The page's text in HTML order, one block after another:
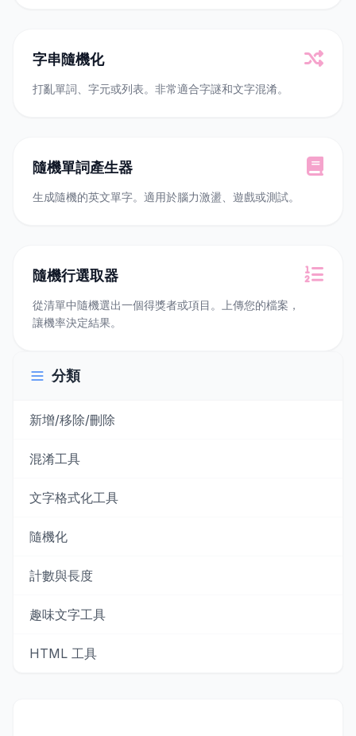
字串隨機化
打亂單詞、字元或列表。非常適合字謎和文字混淆。
隨機單詞產生器
生成隨機的英文單字。適用於腦力激盪、遊戲或測試。
隨機行選取器
從清單中隨機選出一個得獎者或項目。上傳您的檔案，
讓機率決定結果。
分類
新增/移除/刪除
混淆工具
文字格式化工具
隨機化
計數與長度
趣味文字工具
HTML 工具